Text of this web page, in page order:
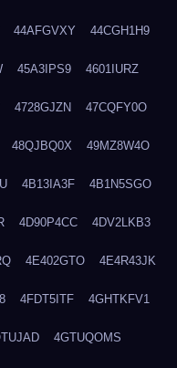
44AFGVXY 44CGH1H9
45A3IPS9 4601IURZ
4728GJZN 47CQFY0O
48QJBQ0X 49MZ8W4O
4B13IA3F 4B1N5SGO
4D90P4CC 4DV2LKB3
4E402GTO 4E4R43JK
4FDT5ITF 4GHTKFV1
4GTUQOMS